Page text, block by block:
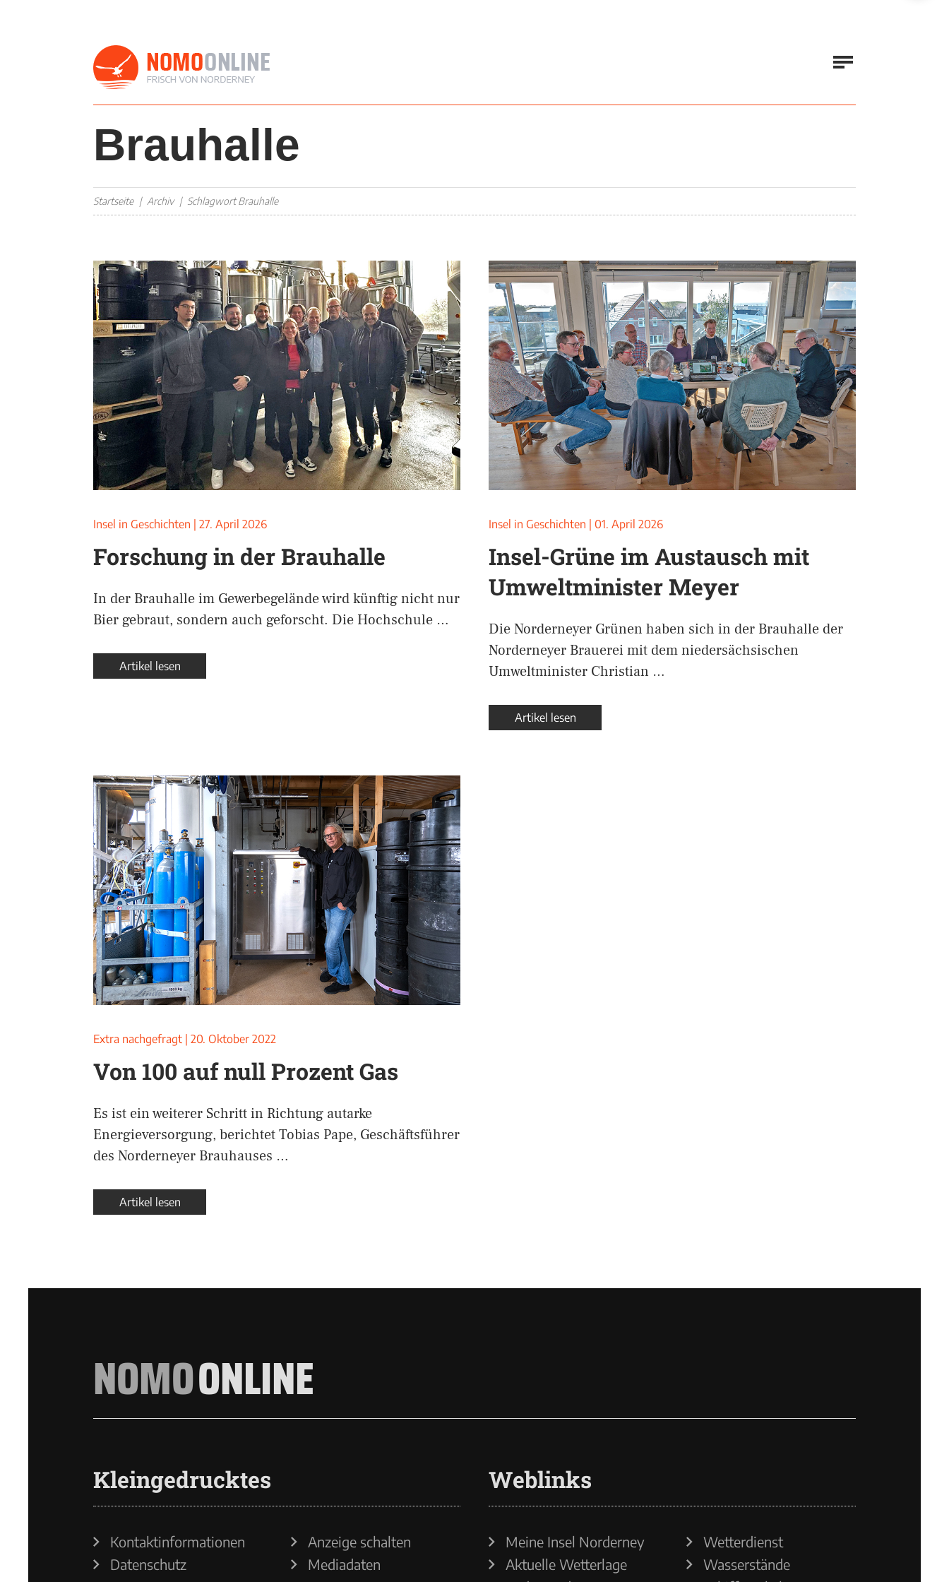
Brauhalle
Startseite Archiv Schlagwort Brauhalle
Insel in Geschichten 27. April 2026
Forschung in der Brauhalle
In der Brauhalle im Gewerbegelände wird künftig nicht nur
Bier gebraut, sondern auch geforscht. Die Hochschule …
Artikel lesen
Insel in Geschichten 01. April 2026
Insel-Grüne im Austausch mit
Umweltminister Meyer
Die Norderneyer Grünen haben sich in der Brauhalle der
Norderneyer Brauerei mit dem niedersächsischen
Umweltminister Christian …
Artikel lesen
Extra nachgefragt 20. Oktober 2022
Von 100 auf null Prozent Gas
Es ist ein weiterer Schritt in Richtung autarke
Energieversorgung, berichtet Tobias Pape, Geschäftsführer
des Norderneyer Brauhauses …
Artikel lesen
NOMOONLINE
Kleingedrucktes
Kontaktinformationen
Datenschutz
Anzeige schalten
Mediadaten
Weblinks
Meine Insel Norderney
Aktuelle Wetterlage
Wetterdienst
Wasserstände